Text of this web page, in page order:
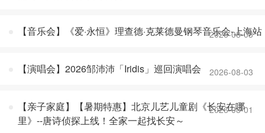
【音乐会】《爱·永恒》理查德·克莱德曼钢琴音乐会-上海站
2026-08-03
【演唱会】2026邹沛沛「Iridis」巡回演唱会 2026-08-03
【亲子家庭】【暑期特惠】北京儿艺儿童剧《长安在哪
里》--唐诗侦探上线！全家一起找长安～
2026-08-01